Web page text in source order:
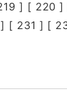
] [ 220 ]
] [ 231 ] [